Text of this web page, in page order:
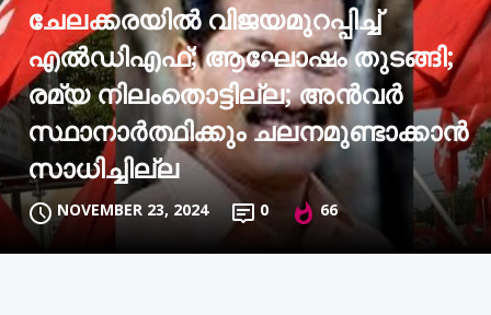
ചേലക്കരയില്‍ വിജയമുറപ്പിച്ച്
എല്‍ഡിഎഫ്; ആഘോഷം തുടങ്ങി;
രമ്യ നിലംതൊട്ടില്ല; അന്‍വര്‍
സ്ഥാനാര്‍ത്ഥിക്കും ചലനമുണ്ടാക്കാന്‍
സാധിച്ചില്ല
NOVEMBER 23, 2024 0 66